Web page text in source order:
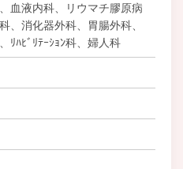
血液内科、リウマチ膠原病
、消化器外科、胃腸外科、
ﾘﾊﾋﾞﾘﾃｰｼｮﾝ科、婦人科